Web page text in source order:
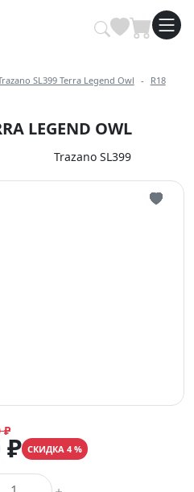
шины
SL399 Terra Legend Owl
R18
LEGEND OWL
Trazano SL399
₽
₽ СКИДКА 4 %
Количество товара